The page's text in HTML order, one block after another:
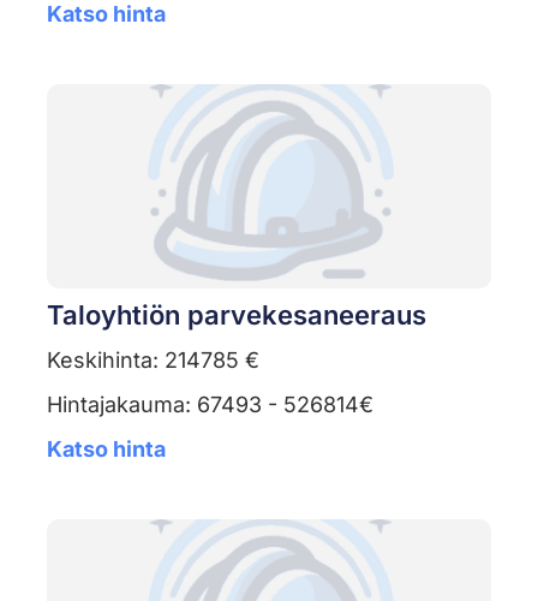
Katso hinta
Taloyhtiön parvekesaneeraus
Keskihinta: 214785 €
Hintajakauma: 67493 - 526814€
Katso hinta